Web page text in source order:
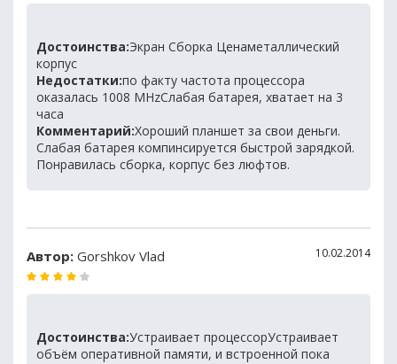
Достоинства:Экран Сборка Ценаметаллический
корпус
Недостатки:по факту частота процессора
оказалась 1008 MHzСлабая батарея, хватает на 3
часа
Комментарий:Хороший планшет за свои деньги.
Слабая батарея компинсируется быстрой зарядкой.
Понравилась сборка, корпус без люфтов.
Автор: Gorshkov Vlad 10.02.2014
Достоинства:Устраивает процессорУстраивает
объём оперативной памяти, и встроенной пока